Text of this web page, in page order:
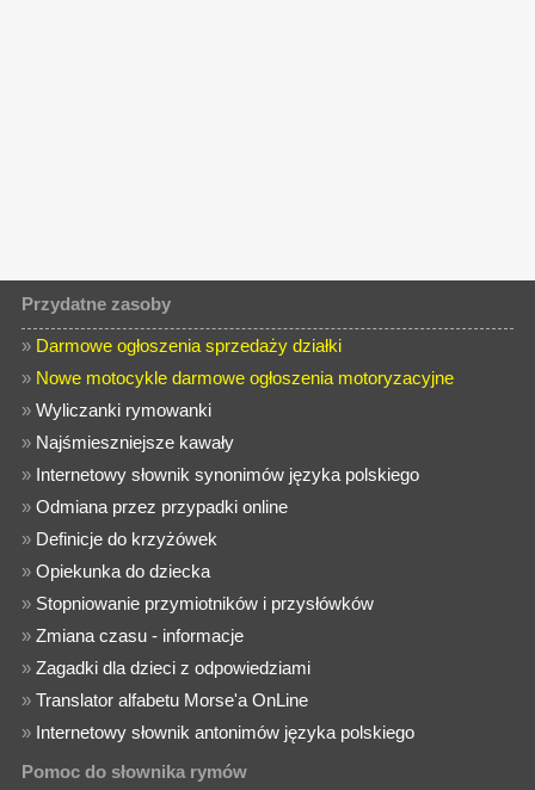
Przydatne zasoby
» Darmowe ogłoszenia sprzedaży działki
» Nowe motocykle darmowe ogłoszenia motoryzacyjne
»Wyliczanki rymowanki
» Najśmieszniejsze kawały
» Internetowy słownik synonimów języka polskiego
»Odmiana przez przypadki online
» Definicje do krzyżówek
»Opiekunka do dziecka
» Stopniowanie przymiotników i przysłówków
»Zmiana czasu - informacje
»Zagadki dla dzieci z odpowiedziami
»Translator alfabetu Morse'a OnLine
» Internetowy słownik antonimów języka polskiego
Pomoc do słownika rymów